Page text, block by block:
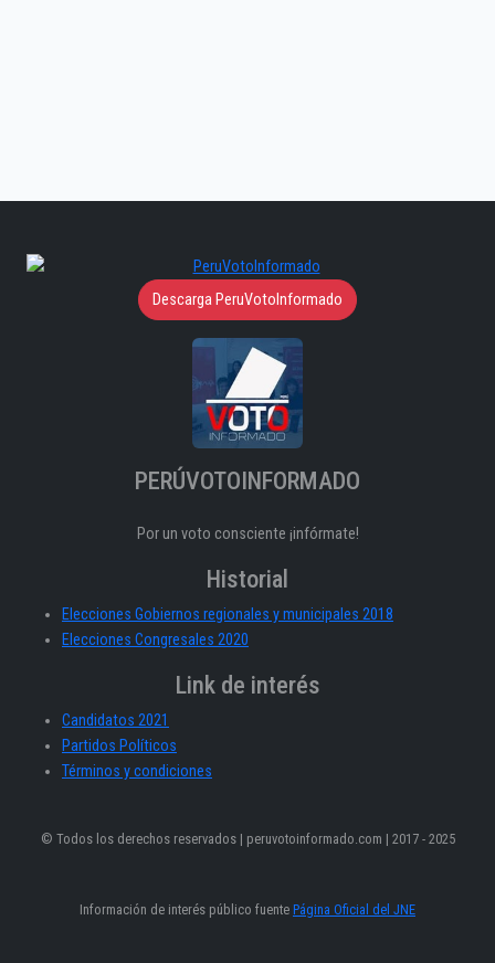
Descarga PeruVotoInformado
PERÚVOTOINFORMADO
Por un voto consciente ¡infórmate!
Historial
Elecciones Gobiernos regionales y municipales 2018
Elecciones Congresales 2020
Link de interés
Candidatos 2021
Partidos Políticos
Términos y condiciones
© Todos los derechos reservados | peruvotoinformado.com | 2017 - 2025
Información de interés público fuente Página Oficial del JNE